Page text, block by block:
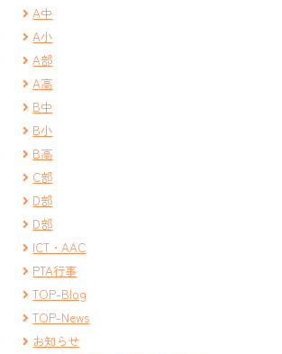
A中
A小
A部
A高
B中
B小
B高
C部
D部
D部
ICT・AAC
PTA行事
TOP-Blog
TOP-News
お知らせ